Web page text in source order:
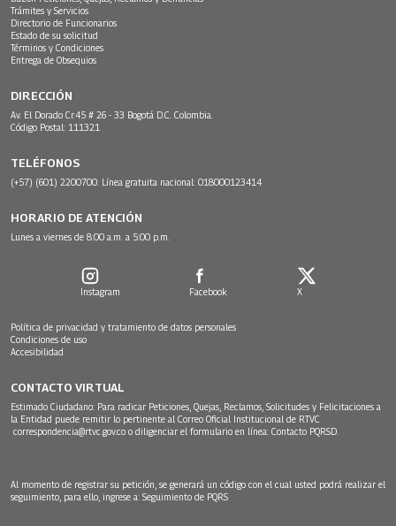
Trámites y Servicios
Directorio de Funcionarios
Estado de su solicitud
Términos y Condiciones
Entrega de Obsequios
DIRECCIÓN
Av. El Dorado Cr.45 # 26 - 33 Bogotá D.C. Colombia.
Código Postal: 111321
TELÉFONOS
(+57) (601) 2200700. Línea gratuita nacional: 018000123414
HORARIO DE ATENCIÓN
Lunes a viernes de 8:00 a.m. a 5:00 p.m.
Instagram Facebook X
Política de privacidad y tratamiento de datos personales
Condiciones de uso
Accesibilidad
CONTACTO VIRTUAL
Estimado Ciudadano: Para radicar Peticiones, Quejas, Reclamos, Solicitudes y Felicitaciones a
la Entidad puede remitir lo pertinente al Correo Oficial Institucional de RTVC
correspondencia@rtvc.gov.co o diligenciar el formulario en línea: Contacto PQRSD.
Al momento de registrar su petición, se generará un código con el cual usted podrá realizar el
seguimiento, para ello, ingrese a: Seguimiento de PQRS